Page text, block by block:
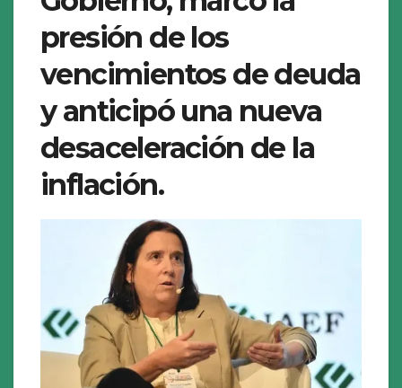
presión de los
vencimientos de deuda
y anticipó una nueva
desaceleración de la
inflación.